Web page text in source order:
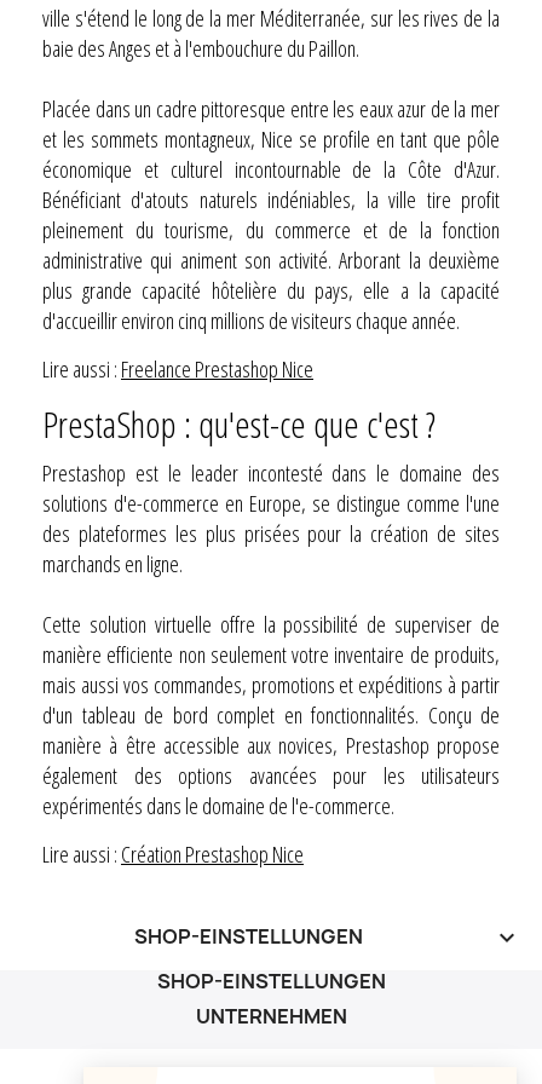
ville s'étend le long de la mer Méditerranée, sur les rives de la
baie des Anges et à l'embouchure du Paillon.
Placée dans un cadre pittoresque entre les eaux azur de la mer
et les sommets montagneux, Nice se profile en tant que pôle
économique et culturel incontournable de la Côte d'Azur.
Bénéficiant d'atouts naturels indéniables, la ville tire profit
pleinement du tourisme, du commerce et de la fonction
administrative qui animent son activité. Arborant la deuxième
plus grande capacité hôtelière du pays, elle a la capacité
d'accueillir environ cinq millions de visiteurs chaque année.
Lire aussi : Freelance Prestashop Nice
PrestaShop : qu'est-ce que c'est ?
Prestashop est le leader incontesté dans le domaine des
solutions d'e-commerce en Europe, se distingue comme l'une
des plateformes les plus prisées pour la création de sites
marchands en ligne.
Cette solution virtuelle offre la possibilité de superviser de
manière efficiente non seulement votre inventaire de produits,
mais aussi vos commandes, promotions et expéditions à partir
d'un tableau de bord complet en fonctionnalités. Conçu de
manière à être accessible aux novices, Prestashop propose
également des options avancées pour les utilisateurs
expérimentés dans le domaine de l'e-commerce.
Lire aussi : Création Prestashop Nice
SHOP-EINSTELLUNGEN keyboard_arrow_down
SHOP-EINSTELLUNGEN
UNTERNEHMEN